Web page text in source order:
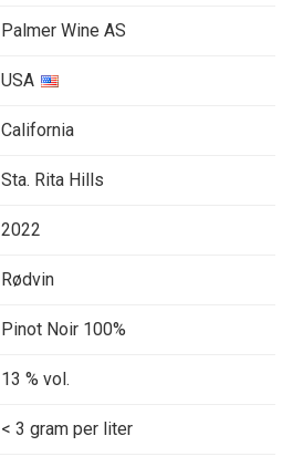
Palmer Wine AS
USA
California
Sta. Rita Hills
2022
Rødvin
Pinot Noir 100%
13 % vol.
< 3 gram per liter